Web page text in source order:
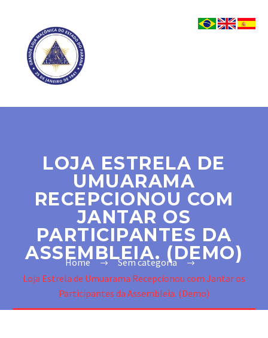
LOJA ESTRELA DE
UMUARAMA
RECEPCIONOU COM
JANTAR OS
PARTICIPANTES DA
ASSEMBLEIA. (DEMO)
Home
Sem categoria
Loja Estrela de Umuarama Recepcionou com Jantar os
Participantes da Assembleia. (Demo)